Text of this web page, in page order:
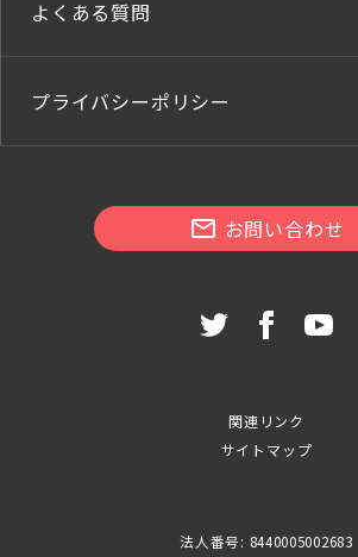
よくある質問
プライバシーポリシー
お問い合わせ
関連リンク
サイトマップ
法人番号: 8440005002683